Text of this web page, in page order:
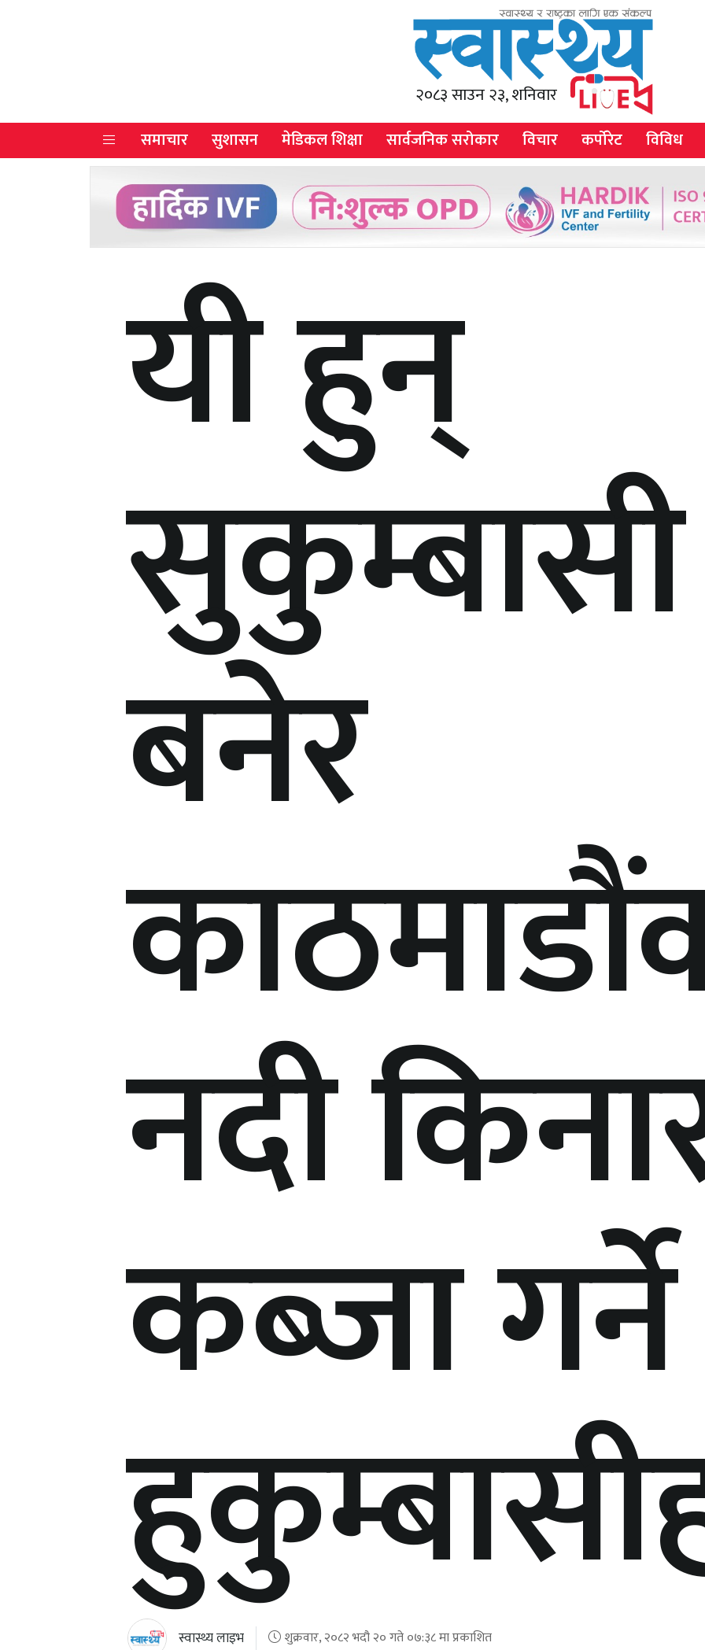
२०८३ साउन २३, शनिवार
समाचार सुशासन मेडिकल शिक्षा सार्वजनिक सरोकार विचार कर्पोरेट विविध
यी हुन्
सुकुम्बासी
बनेर
नदी
कब्जा गर्ने
स्वास्थ्य लाइभ शुक्रवार, २०८२ भदौ २० गते ०७:३८ मा प्रकाशित